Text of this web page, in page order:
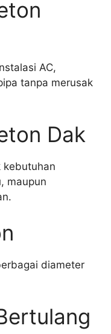
AC,
tanpa merusak
Dak
kebutuhan
maupun
diameter